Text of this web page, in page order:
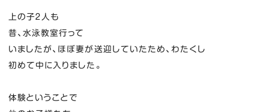
上の子２人も
昔、水泳教室行って
いましたが、ほぼ妻が送迎していたため、わたくし
初めて中に入りました。
体験ということで